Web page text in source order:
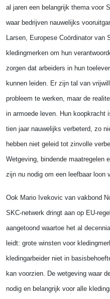
al jaren een belangrijk thema voor
waar bedrijven nauwelijks
Larsen, Europese Coördinator van
kledingmerken om hun
zorgen dat arbeiders in hun
kunnen leiden. Er zijn tal van
probleem te werken, maar de
in armoede leven. Hun koopkracht
tien jaar nauwelijks verbeterd, zo
hebben niet geleid tot zinvolle
Wetgeving, bindende maatregelen
zijn nu nodig om een leefbaar loon
Ook Mario Ivekovic van vakbond
SKC-netwerk dringt aan op EU-
aangetoond waartoe het al
leidt: grote winsten voor
kledingarbeider niet in
kan voorzien. De wetgeving waar
nodig en belangrijk voor alle